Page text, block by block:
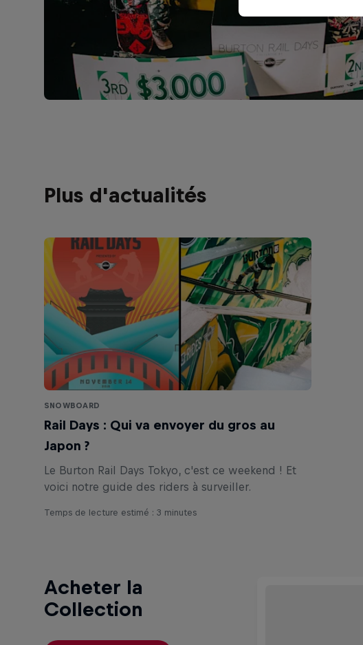
Plus d'actualités
SNOWBOARD
Rail Days : Qui va envoyer du gros au
Japon ?
Le Burton Rail Days Tokyo, c'est ce weekend ! Et
voici notre guide des riders à surveiller.
Temps de lecture estimé : 3 minutes
Acheter la
Collection